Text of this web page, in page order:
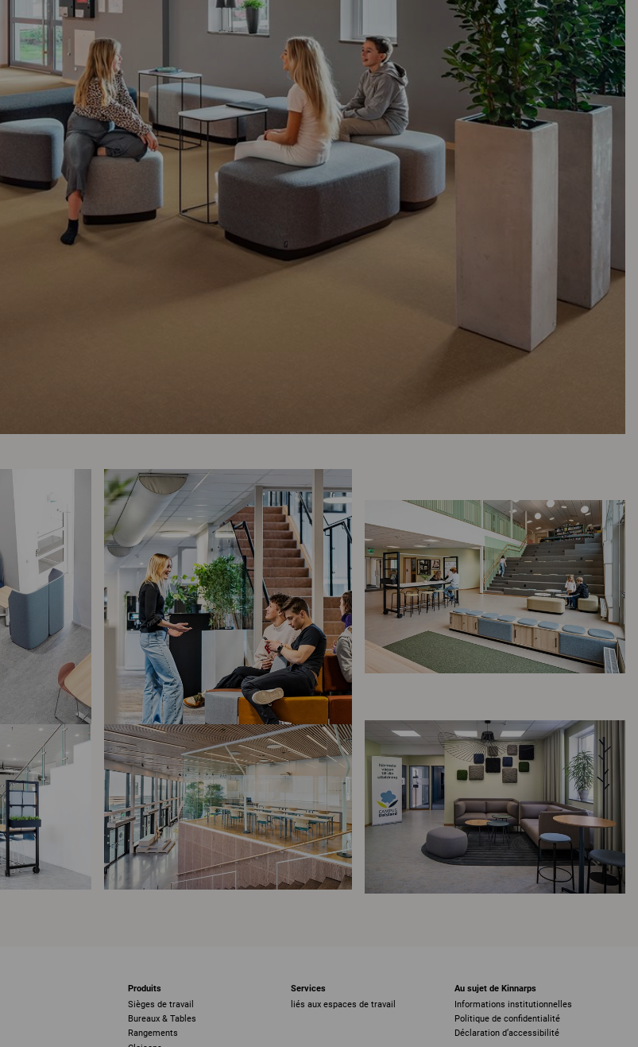
Produits
Sièges de travail
Bureaux & Tables
Rangements
Services
liés aux espaces de travail
Au sujet de Kinnarps
Informations institutionnelles
Politique de confidentialité
Déclaration d’accessibilité